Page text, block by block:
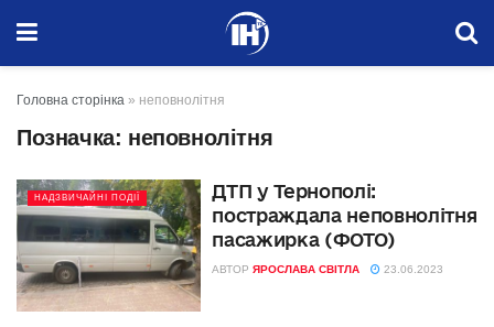
Головна сторінка » неповнолітня
Позначка: неповнолітня
НАДЗВИЧАЙНІ ПОДІЇ
ДТП у Тернополі:
постраждала неповнолітня
пасажирка (ФОТО)
АВТОР ЯРОСЛАВА СВІТЛА 23.06.2023